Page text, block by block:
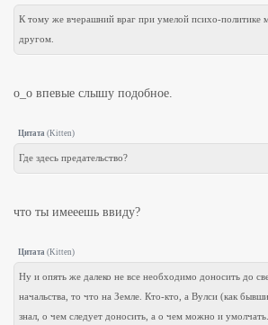
К тому же вчерашний враг при умелой психо-политике
другом.
o_o впевые слышу подобное.
Цитата (Kitten)
Где здесь предательство?
что ты имееешь ввиду?
Цитата (Kitten)
Ну и опять же далеко не все необходимо доносить до
начальства, то что на Земле. Кто-кто, а Вулси (как
знал, о чем следует доносить, а о чем можно и